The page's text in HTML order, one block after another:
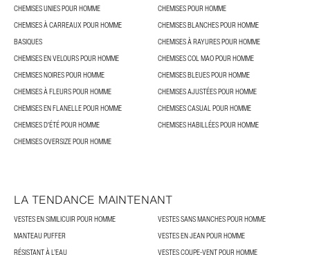
CHEMISES UNIES POUR HOMME
CHEMISES POUR HOMME
CHEMISES À CARREAUX POUR HOMME
CHEMISES BLANCHES POUR HOMME
BASIQUES
CHEMISES À RAYURES POUR HOMME
CHEMISES EN VELOURS POUR HOMME
CHEMISES COL MAO POUR HOMME
CHEMISES NOIRES POUR HOMME
CHEMISES BLEUES POUR HOMME
CHEMISES À FLEURS POUR HOMME
CHEMISES AJUSTÉES POUR HOMME
CHEMISES EN FLANELLE POUR HOMME
CHEMISES CASUAL POUR HOMME
CHEMISES D'ÉTÉ POUR HOMME
CHEMISES HABILLÉES POUR HOMME
CHEMISES OVERSIZE POUR HOMME
LA TENDANCE MAINTENANT
VESTES EN SIMILICUIR POUR HOMME
VESTES SANS MANCHES POUR HOMME
MANTEAU PUFFER
VESTES EN JEAN POUR HOMME
RÉSISTANT À L’EAU
VESTES COUPE-VENT POUR HOMME